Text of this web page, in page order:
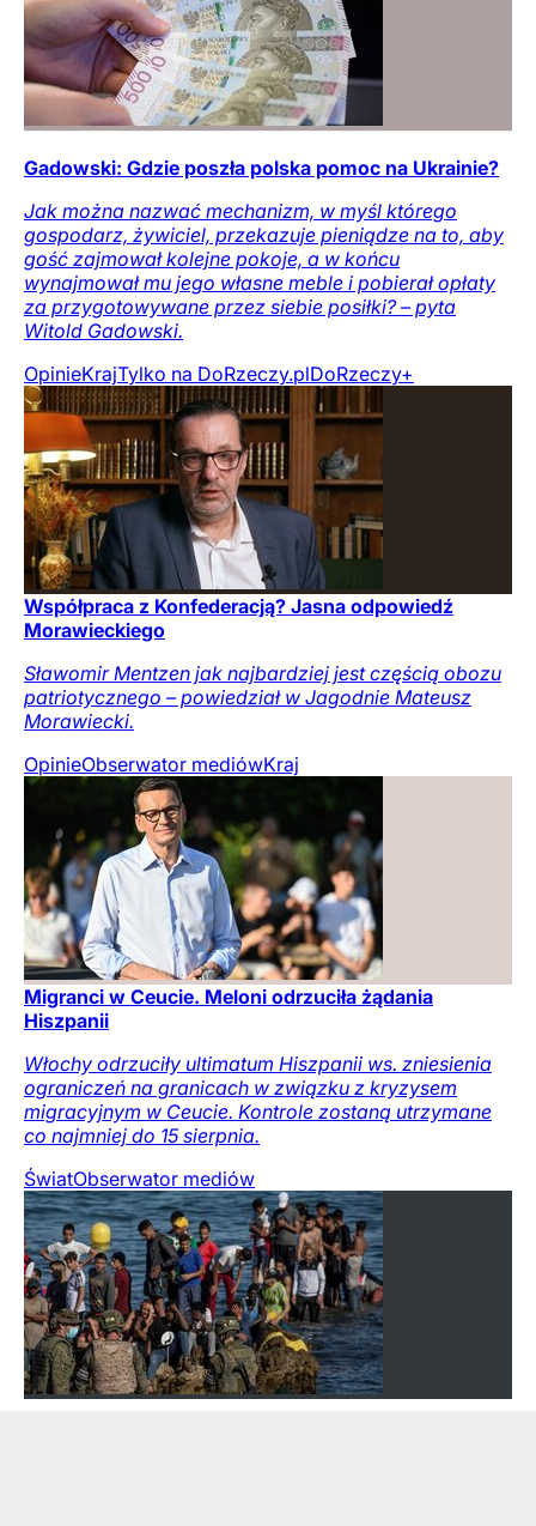
Gadowski: Gdzie poszła polska pomoc na Ukrainie?
Jak można nazwać mechanizm, w myśl którego
gospodarz, żywiciel, przekazuje pieniądze na to, aby
gość zajmował kolejne pokoje, a w końcu
wynajmował mu jego własne meble i pobierał opłaty
za przygotowywane przez siebie posiłki? – pyta
Witold Gadowski.
OpinieKrajTylko na DoRzeczy.plDoRzeczy+
Współpraca z Konfederacją? Jasna odpowiedź
Morawieckiego
Sławomir Mentzen jak najbardziej jest częścią obozu
patriotycznego – powiedział w Jagodnie Mateusz
Morawiecki.
OpinieObserwator mediówKraj
Migranci w Ceucie. Meloni odrzuciła żądania
Hiszpanii
Włochy odrzuciły ultimatum Hiszpanii ws. zniesienia
ograniczeń na granicach w związku z kryzysem
migracyjnym w Ceucie. Kontrole zostaną utrzymane
co najmniej do 15 sierpnia.
ŚwiatObserwator mediów